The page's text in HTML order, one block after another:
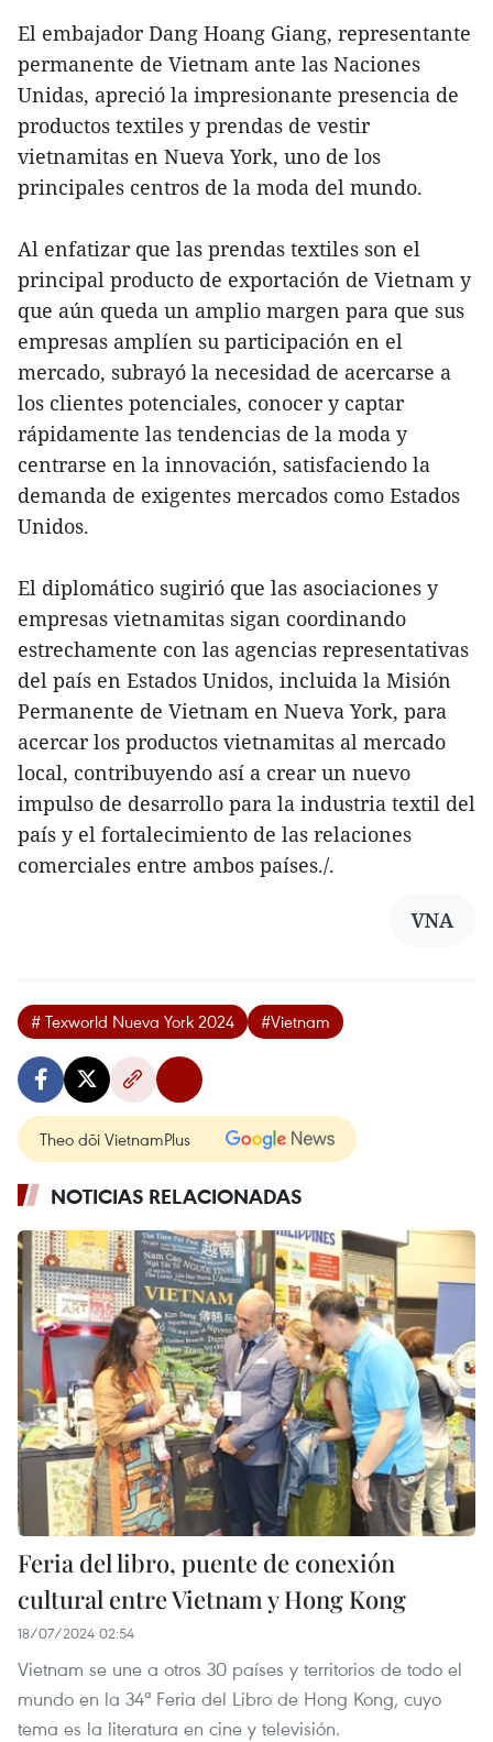
El embajador Dang Hoang Giang, representante
permanente de Vietnam ante las Naciones
Unidas, apreció la impresionante presencia de
productos textiles y prendas de vestir
vietnamitas en Nueva York, uno de los
principales centros de la moda del mundo.
Al enfatizar que las prendas textiles son el
principal producto de exportación de Vietnam y
que aún queda un amplio margen para que sus
empresas amplíen su participación en el
mercado, subrayó la necesidad de acercarse a
los clientes potenciales, conocer y captar
rápidamente las tendencias de la moda y
centrarse en la innovación, satisfaciendo la
demanda de exigentes mercados como Estados
Unidos.
El diplomático sugirió que las asociaciones y
empresas vietnamitas sigan coordinando
estrechamente con las agencias representativas
del país en Estados Unidos, incluida la Misión
Permanente de Vietnam en Nueva York, para
acercar los productos vietnamitas al mercado
local, contribuyendo así a crear un nuevo
impulso de desarrollo para la industria textil del
país y el fortalecimiento de las relaciones
comerciales entre ambos países./.
VNA
# Texworld Nueva York 2024 #Vietnam
Theo dõi VietnamPlus
NOTICIAS RELACIONADAS
Feria del libro, puente de conexión
cultural entre Vietnam y Hong Kong
18/07/2024 02:54
Vietnam se une a otros 30 países y territorios de todo el
mundo en la 34ª Feria del Libro de Hong Kong, cuyo
tema es la literatura en cine y televisión.